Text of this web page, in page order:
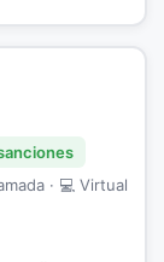
· 💻 Virtual